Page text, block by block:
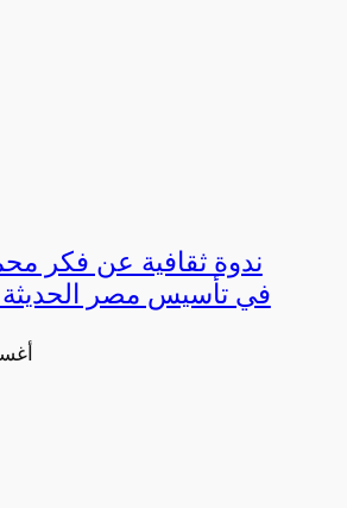
ندوة ثقافية عن فكر
في تأسيس مصر الحديثة
14